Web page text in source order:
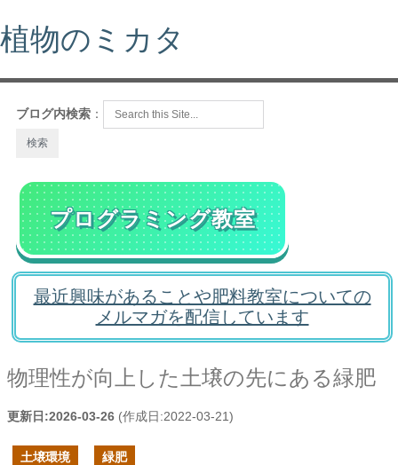
植物のミカタ
ブログ内検索 ：
プログラミング教室
最近興味があることや肥料教室についての
メルマガを配信しています
物理性が向上した土壌の先にある緑肥
更新日:2026-03-26 (作成日:2022-03-21)
土壌環境 緑肥